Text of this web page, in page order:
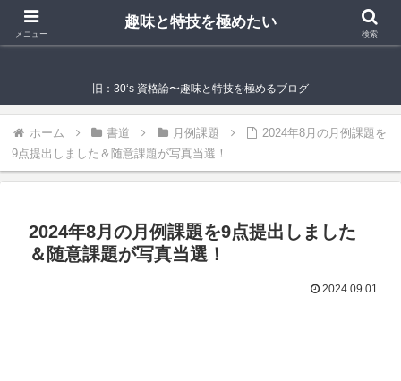
趣味と特技を極めたい
旧：30‘s 資格論〜趣味と特技を極めるブログ
ホーム 書道 月例課題
2024年8月の月例課題を
9点提出しました＆随意課題が写真当選！
2024年8月の月例課題を9点提出しました
＆随意課題が写真当選！
2024.09.01
メニュー
趣味と特技を極めたい
検索